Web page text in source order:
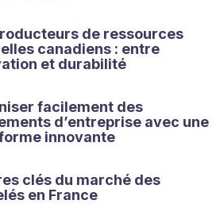
de ressources
canadiens : entre
et durabilité
facilement des
d’entreprise avec une
innovante
clés du marché des
en France